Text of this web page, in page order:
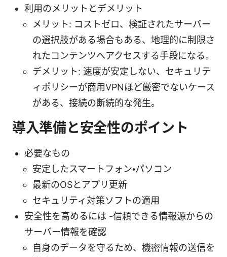
利用のメリットとデメリット
メリット: コストゼロ、検証されたサーバー
の選択肢がある場合もある、地理的に制限さ
れたコンテンツへアクセスする手段になる。
デメリット: 速度が安定しない、セキュリテ
ィポリシーが商用VPNほど厳密でないケース
がある、接続の断続的な発生。
導入準備と安全性のポイント
必要なもの
安定したスマートフォン・パソコン
最新のOSとアプリ更新
セキュリティ対策ソフトの適用
安全性を高めるには -信頼できる情報源からの
サーバー情報を確認
自身のデータを守るため、機密情報の送信を